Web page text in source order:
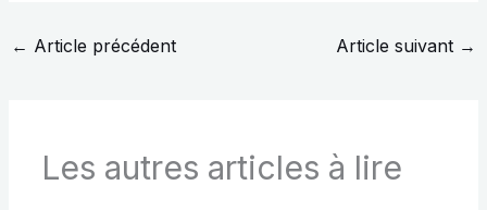
← Article précédent Article suivant →
Les autres articles à lire